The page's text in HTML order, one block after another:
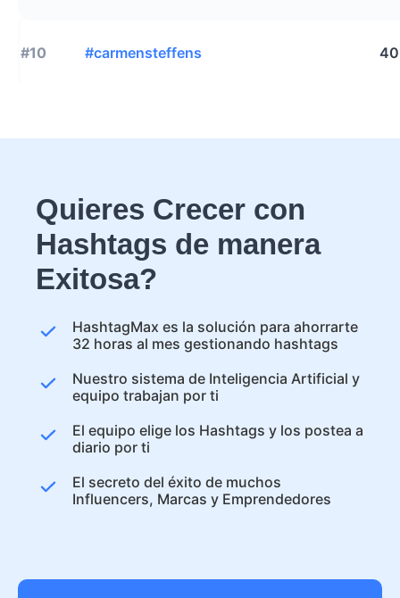
#10 #carmensteffens
Quieres Crecer con
Hashtags de manera
Exitosa?
HashtagMax es la solución para ahorrarte
32 horas al mes gestionando hashtags
Nuestro sistema de Inteligencia Artificial y
equipo trabajan por ti
El equipo elige los Hashtags y los postea a
diario por ti
El secreto del éxito de muchos
Influencers, Marcas y Emprendedores